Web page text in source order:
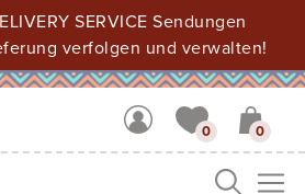
SERVICE Sendungen
verfolgen und verwalten!
0 0